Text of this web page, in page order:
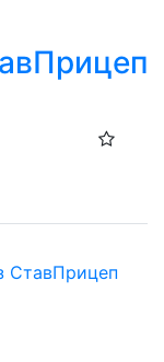
СтавПрицеп